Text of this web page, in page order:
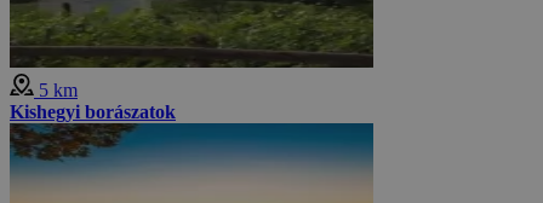
5 km
Kishegyi borászatok